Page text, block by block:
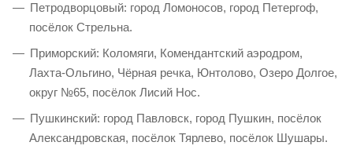
Петродворцовый: город Ломоносов, город Петергоф,
посёлок Стрельна.
Приморский: Коломяги, Комендантский аэродром,
Лахта-Ольгино, Чёрная речка, Юнтолово, Озеро Долгое,
округ №65, посёлок Лисий Нос.
Пушкинский: город Павловск, город Пушкин, посёлок
Александровская, посёлок Тярлево, посёлок Шушары.